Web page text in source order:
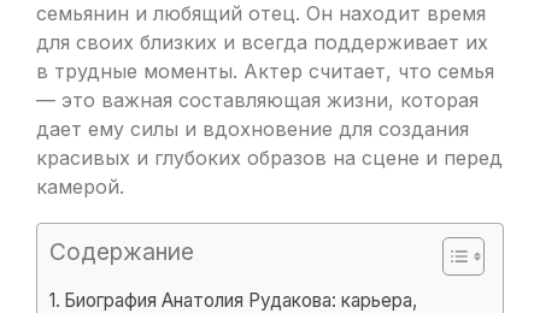
семьянин и любящий отец. Он находит время
для своих близких и всегда поддерживает их
в трудные моменты. Актер считает, что семья
— это важная составляющая жизни, которая
дает ему силы и вдохновение для создания
красивых и глубоких образов на сцене и перед
камерой.
Содержание
Биография Анатолия Рудакова: карьера,